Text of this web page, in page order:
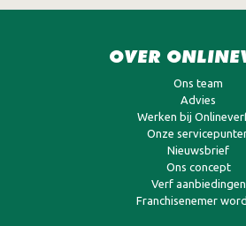
OVER
Ons team
Advies
Werken bij
Onze
Nieuwsbrief
Ons concept
Verf aanbiedingen
Franchisenemer